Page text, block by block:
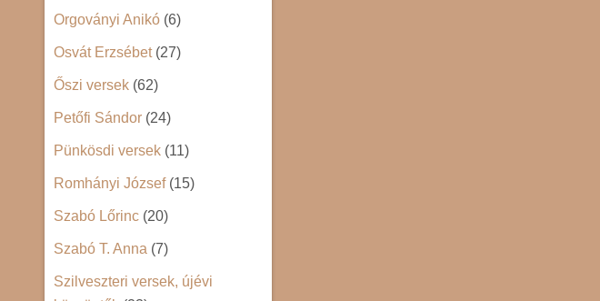
Orgoványi Anikó (6)
Osvát Erzsébet(27)
Őszi versek (62)
Petőfi Sándor (24)
Pünkösdi versek (11)
Romhányi József(15)
Szabó Lőrinc (20)
Szabó T. Anna (7)
Szilveszteri versek, újévi